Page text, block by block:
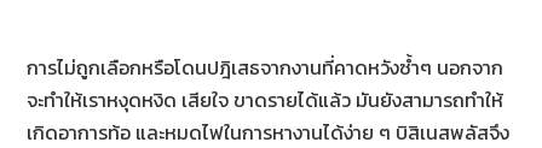
การไม่ถูกเลือกหรือโดนปฎิเสธจากงานที่คาดหวังซ้ำๆ นอกจาก
จะทำให้เราหงุดหงิด เสียใจ ขาดรายได้แล้ว มันยังสามารถทำให้
เกิดอาการท้อ และหมดไฟในการหางานได้ง่าย ๆ บิสิเนสพลัสจึง